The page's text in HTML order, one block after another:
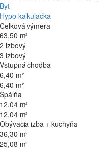
Byt
Hypo kalkulačka
Celková výmera
63,50 m²
2 izbový
3 izbový
Vstupná chodba
6,40 m²
6,40 m²
Spálňa
12,04 m²
12,04 m²
Obývacia izba + kuchyňa
36,30 m²
25,08 m²